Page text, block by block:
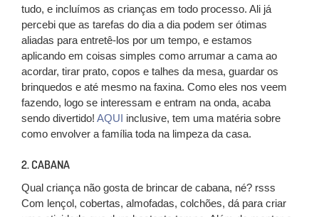
tudo, e incluímos as crianças em todo processo. Ali já
percebi que as tarefas do dia a dia podem ser ótimas
aliadas para entretê-los por um tempo, e estamos
aplicando em coisas simples como arrumar a cama ao
acordar, tirar prato, copos e talhes da mesa, guardar os
brinquedos e até mesmo na faxina. Como eles nos veem
fazendo, logo se interessam e entram na onda, acaba
sendo divertido! AQUI inclusive, tem uma matéria sobre
como envolver a família toda na limpeza da casa.
2. CABANA
Qual criança não gosta de brincar de cabana, né? rsss
Com lençol, cobertas, almofadas, colchões, dá para criar